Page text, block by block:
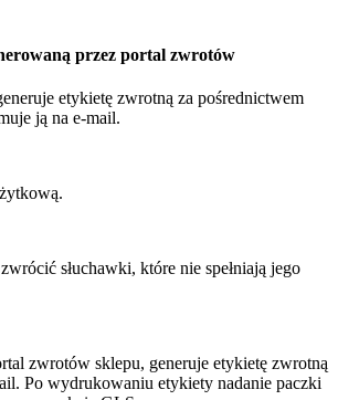
przez portal zwrotów
etykietę zwrotną za pośrednictwem
ją na e-mail.
słuchawki, które nie spełniają jego
zwrotów sklepu, generuje etykietę zwrotną
Po wydrukowaniu etykiety nadanie paczki